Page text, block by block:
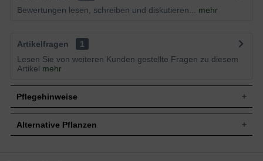
Bewertungen lesen, schreiben und diskutieren...
mehr
Artikelfragen
1
Lesen Sie von weiteren Kunden gestellte Fragen zu diesem
Artikel mehr
Pflegehinweise
Pflanz- und Pflegetipps Cortaderia selloana 'Gold
Alternative Pflanzen